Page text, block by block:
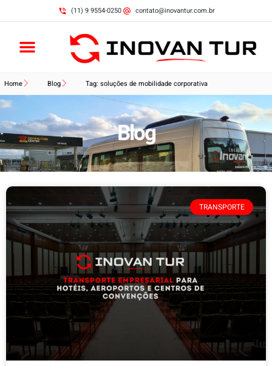
(11) 9 9554-0250 contato@inovantur.com.br
Home Blog Tag: soluções de mobilidade corporativa
Blog
TRANSPORTE